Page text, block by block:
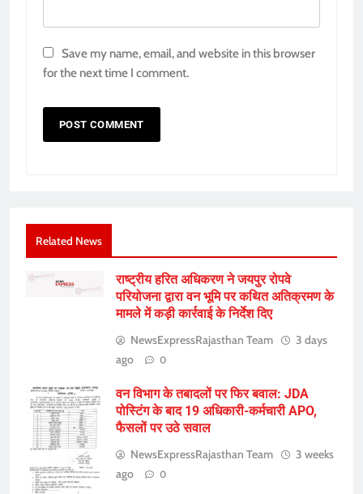
Save my name, email, and website in this browser
for the next time I comment.
Related News
राष्ट्रीय हरित अधिकरण ने जयपुर रोपवे
परियोजना द्वारा वन भूमि पर कथित अतिक्रमण के
मामले में कड़ी कार्रवाई के निर्देश दिए
NewsExpressRajasthan Team
3 days
ago
0
वन विभाग के तबादलों पर फिर बवाल: JDA
पोस्टिंग के बाद 19 अधिकारी-कर्मचारी APO,
फैसलों पर उठे सवाल
NewsExpressRajasthan Team
3 weeks
ago
0